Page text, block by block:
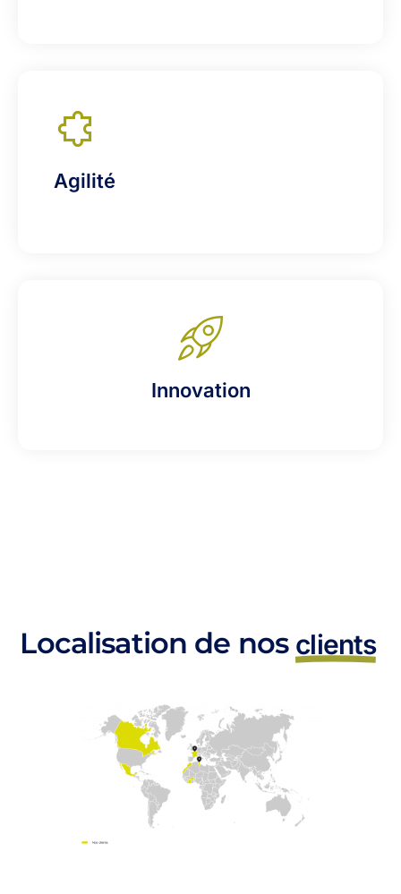
Agilité
Innovation
Localisation de nos clients